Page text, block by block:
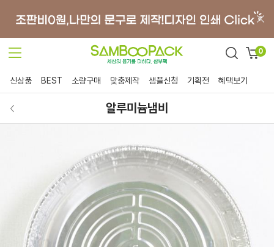
0
신상품 BEST 소량구매 맞춤제작 샘플신청 기획전 혜택보기
알루미늄냄비